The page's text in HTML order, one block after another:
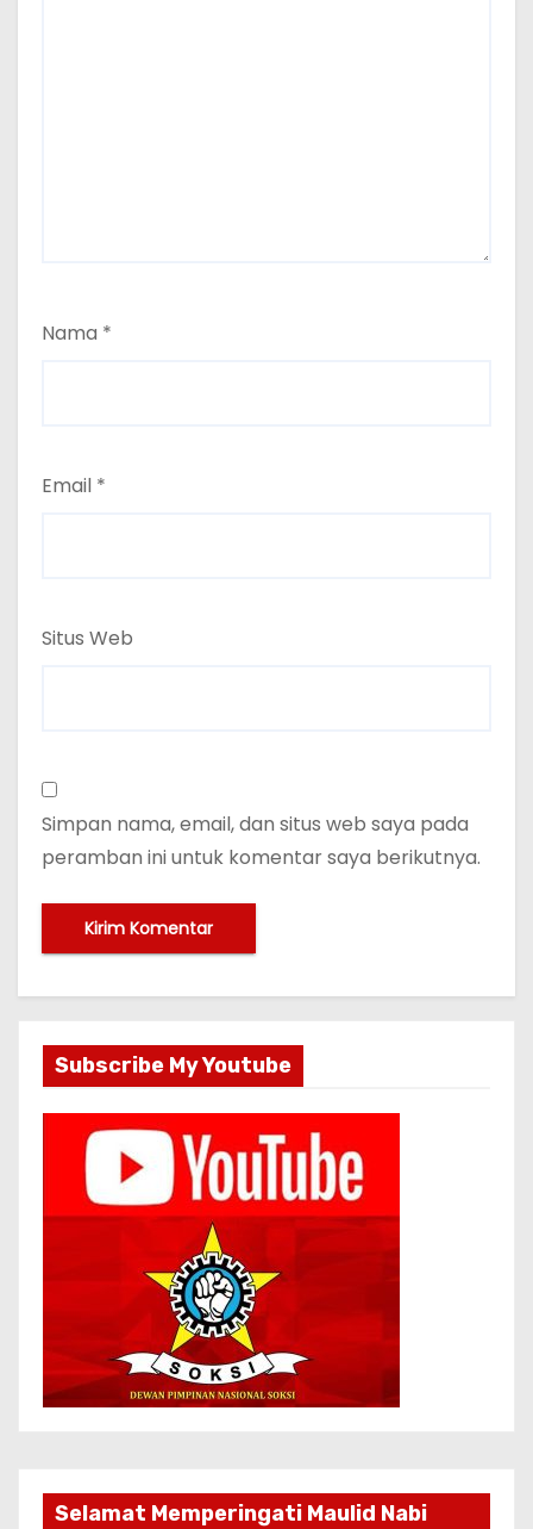
Nama *
Email *
Situs Web
Simpan nama, email, dan situs web saya pada
peramban ini untuk komentar saya berikutnya.
Subscribe My Youtube
Selamat Memperingati Maulid Nabi